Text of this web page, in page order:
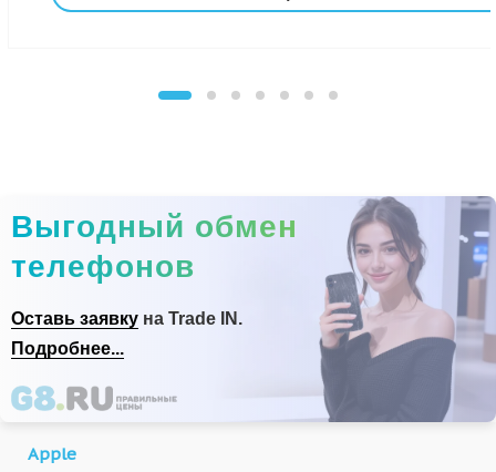
Выгодный обмен
телефонов
Оставь заявку на Trade IN.
Подробнее...
Apple